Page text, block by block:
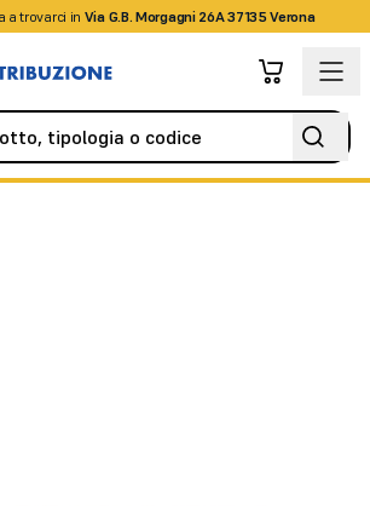
a trovarci in Via G.B. Morgagni 26A 37135 Verona
+39045509826